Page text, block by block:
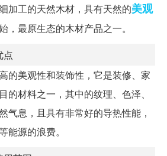
加工的天然木材，具有天然的美观
，最原生态的木材产品之一。
点
的美观性和装饰性，它是装修、家
的材料之一，其中的纹理、色泽、
气息，且具有非常好的导热性能，
能源的浪费。